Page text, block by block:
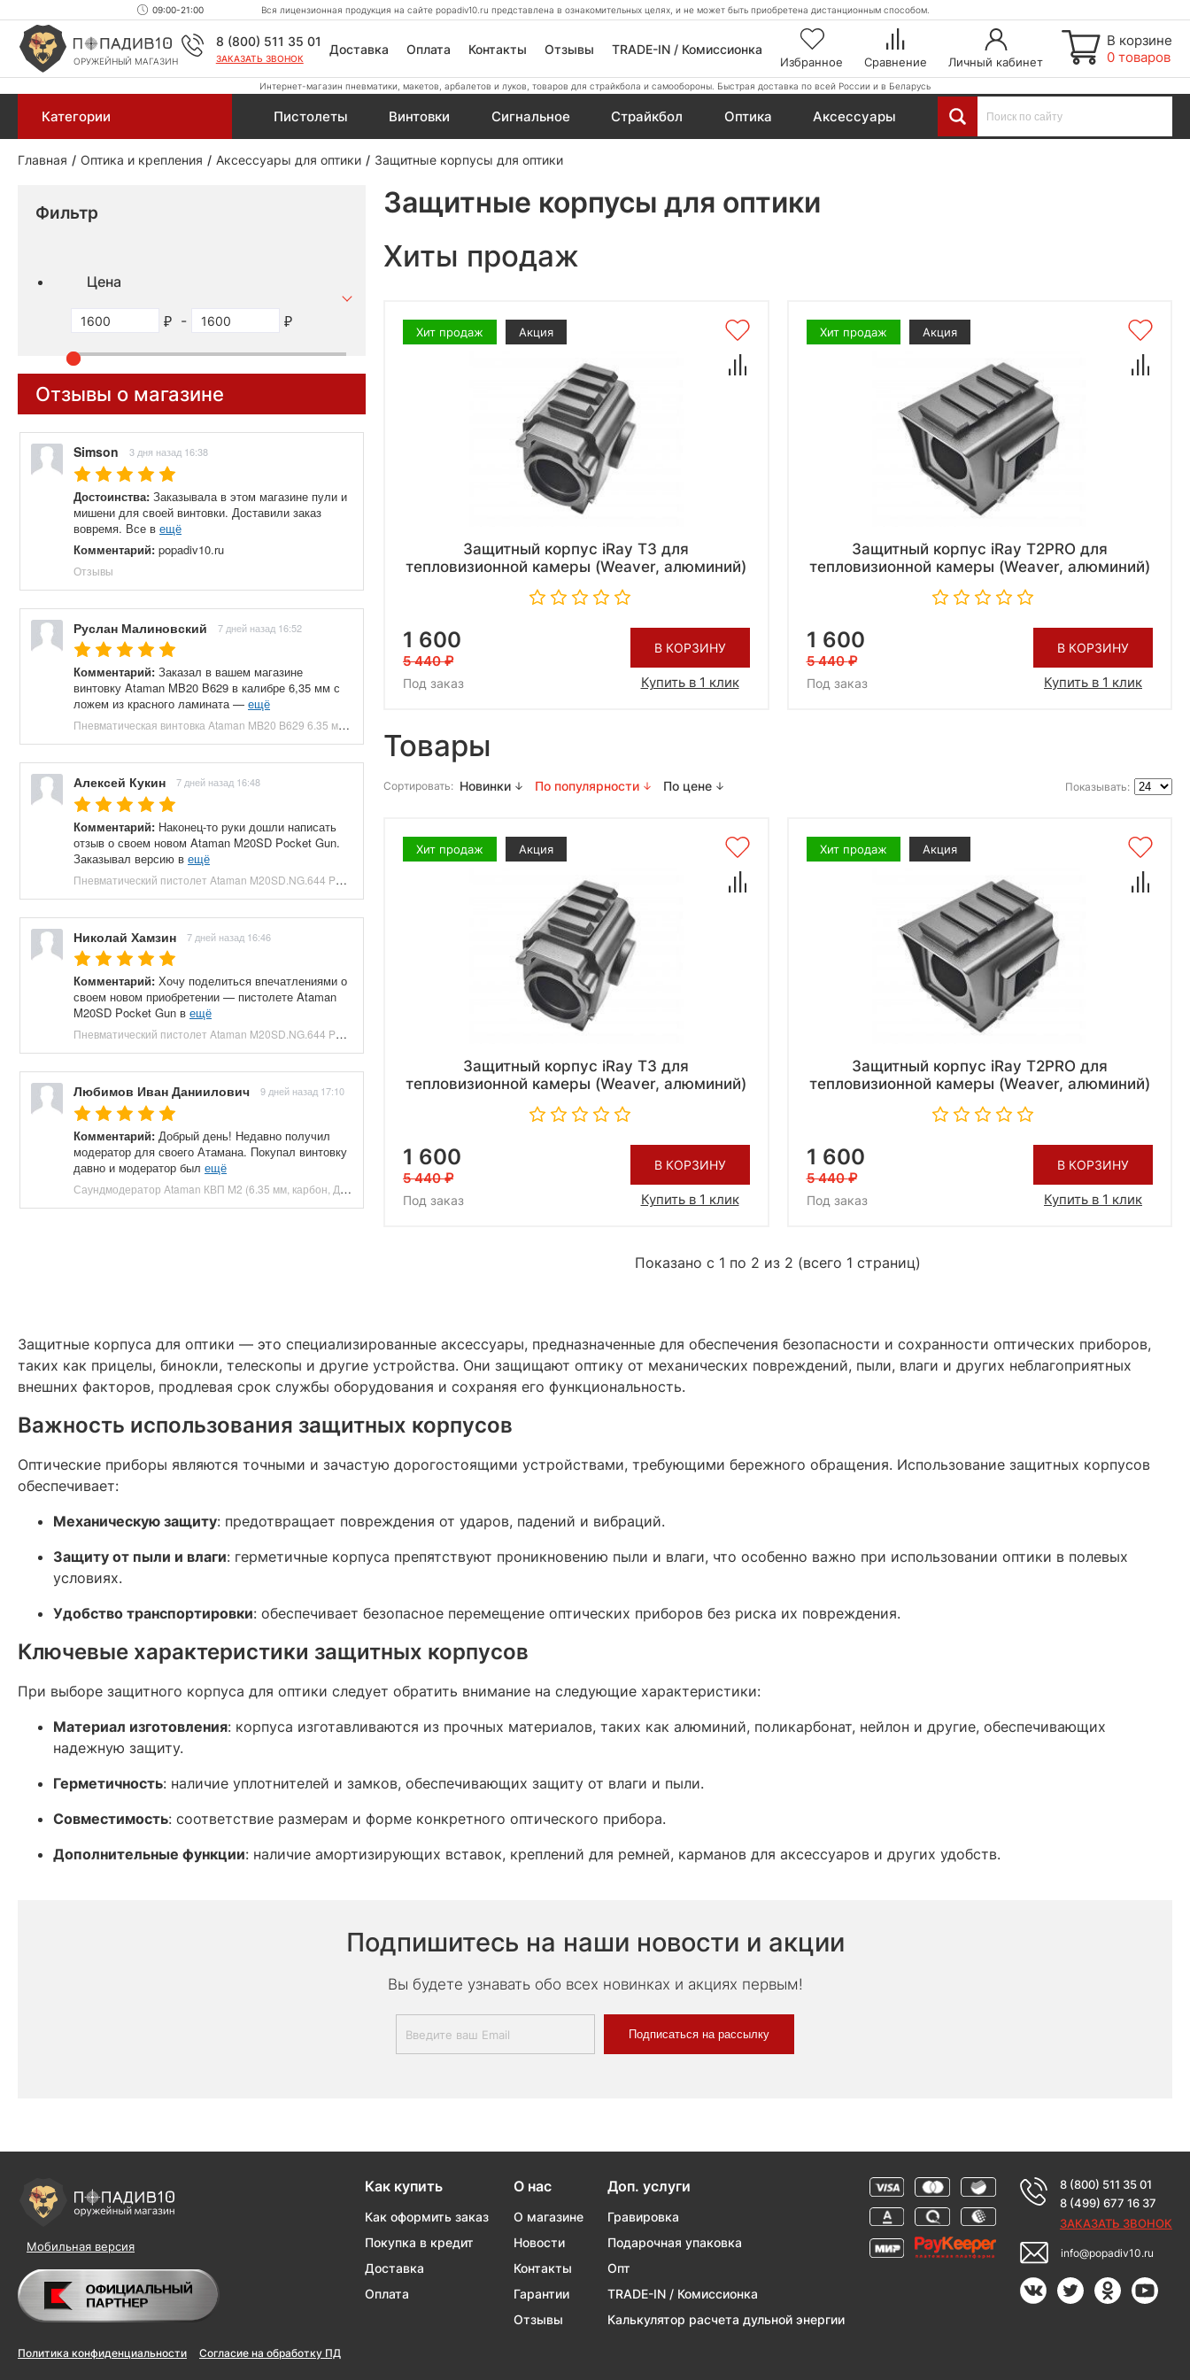
09:00-21:00 Вся лицензионная продукция на сайте popadiv10.ru представлена в ознакомительных целях, и не может быть приобретена дистанционным способом.
ОРУЖЕЙНЫЙ МАГАЗИН
8 (800) 511 35 01
ЗАКАЗАТЬ ЗВОНОК
Доставка Оплата Контакты Отзывы TRADE-IN / Комиссионка
Избранное Сравнение Личный кабинет
В корзине
0 товаров
Интернет-магазин пневматики, макетов, арбалетов и луков, товаров для страйкбола и самообороны. Быстрая доставка по всей России и в Беларусь
Категории Пистолеты Винтовки Сигнальное Страйкбол Оптика Аксессуары
Главная Оптика и крепления Аксессуары для оптики Защитные корпусы для оптики
Фильтр
Цена
-
Отзывы о магазине
Simson 3 дня назад 16:38
Достоинства: Заказывала в этом магазине пули и
мишени для своей винтовки. Доставили заказ
вовремя. Все в ещё
Комментарий: popadiv10.ru
Отзывы
Руслан Малиновский 7 дней назад 16:52
Комментарий: Заказал в вашем магазине
винтовку Ataman MB20 B629 в калибре 6,35 мм с
ложем из красного ламината — ещё
Пневматическая винтовка Ataman MB20 B629 6.35 мм (редуктор, под полнотел, колба, красный ламинат) купить в Москве и СПБ, цена 153100 руб. Доставка по РФ!
Алексей Кукин 7 дней назад 16:48
Комментарий: Наконец-то руки дошли написать
отзыв о своем новом Ataman M20SD Pocket Gun.
Заказывал версию в ещё
Пневматический пистолет Ataman M20SD.NG.644 Pocket Gun 6.35 мм (приклад, полнотел, бук, зеленый) купить в Москве и СПБ, цена 130000 руб. Доставка по РФ!
Николай Хамзин 7 дней назад 16:46
Комментарий: Хочу поделиться впечатлениями о
своем новом приобретении — пистолете Ataman
M20SD Pocket Gun в ещё
Пневматический пистолет Ataman M20SD.NG.644 Pocket Gun 6.35 мм (приклад, полнотел, бук, красный) купить в Москве и СПБ, цена 130000 руб. Доставка по РФ!
Любимов Иван Даниилович 9 дней назад 17:10
Комментарий: Добрый день! Недавно получил
модератор для своего Атамана. Покупал винтовку
давно и модератор был ещё
Саундмодератор Ataman КВП M2 (6.35 мм, карбон, ДТК) купить в Москве и СПБ, цена 12210 руб. Доставка по РФ!
Защитные корпусы для оптики
Хиты продаж
Хит продаж Акция
Защитный корпус iRay T3 для
тепловизионной камеры (Weaver, алюминий)
1 600
5 440
Под заказ
В КОРЗИНУ
Купить в 1 клик
Хит продаж Акция
Защитный корпус iRay T2PRO для
тепловизионной камеры (Weaver, алюминий)
1 600
5 440
Под заказ
В КОРЗИНУ
Купить в 1 клик
Товары
Сортировать: Новинки По популярности По цене Показывать:
Хит продаж Акция
Защитный корпус iRay T3 для
тепловизионной камеры (Weaver, алюминий)
1 600
5 440
Под заказ
В КОРЗИНУ
Купить в 1 клик
Хит продаж Акция
Защитный корпус iRay T2PRO для
тепловизионной камеры (Weaver, алюминий)
1 600
5 440
Под заказ
В КОРЗИНУ
Купить в 1 клик
Показано с 1 по 2 из 2 (всего 1 страниц)
Защитные корпуса для оптики — это специализированные аксессуары, предназначенные для обеспечения безопасности и сохранности оптических приборов,
таких как прицелы, бинокли, телескопы и другие устройства. Они защищают оптику от механических повреждений, пыли, влаги и других неблагоприятных
внешних факторов, продлевая срок службы оборудования и сохраняя его функциональность.​
Важность использования защитных корпусов
Оптические приборы являются точными и зачастую дорогостоящими устройствами, требующими бережного обращения. Использование защитных корпусов
обеспечивает:​
Механическую защиту: предотвращает повреждения от ударов, падений и вибраций.
Защиту от пыли и влаги: герметичные корпуса препятствуют проникновению пыли и влаги, что особенно важно при использовании оптики в полевых
условиях.
Удобство транспортировки: обеспечивает безопасное перемещение оптических приборов без риска их повреждения.​
Ключевые характеристики защитных корпусов
При выборе защитного корпуса для оптики следует обратить внимание на следующие характеристики:​
Материал изготовления: корпуса изготавливаются из прочных материалов, таких как алюминий, поликарбонат, нейлон и другие, обеспечивающих
надежную защиту.
Герметичность: наличие уплотнителей и замков, обеспечивающих защиту от влаги и пыли.
Совместимость: соответствие размерам и форме конкретного оптического прибора.
Дополнительные функции: наличие амортизирующих вставок, креплений для ремней, карманов для аксессуаров и других удобств.​
Подпишитесь на наши новости и акции
Вы будете узнавать обо всех новинках и акциях первым!
Подписаться на рассылку
Мобильная версия
Политика конфиденциальности Согласие на обработку ПД
Как купить
Как оформить заказ
Покупка в кредит
Доставка
Оплата
О нас
О магазине
Новости
Контакты
Гарантии
Отзывы
Доп. услуги
Гравировка
Подарочная упаковка
Опт
TRADE-IN / Комиссионка
Калькулятор расчета дульной энергии
8 (800) 511 35 01
8 (499) 677 16 37
ЗАКАЗАТЬ ЗВОНОК
info@popadiv10.ru